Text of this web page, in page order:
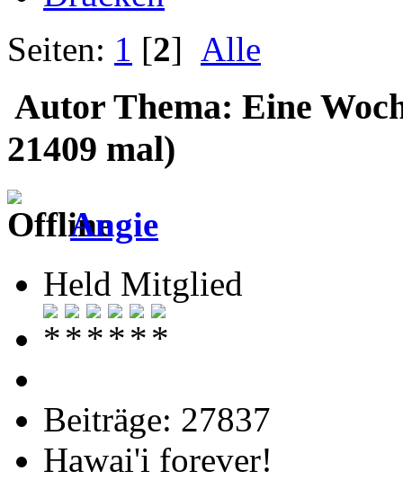
Seiten: 1 [2] Alle
Autor Thema: Eine
21409 mal)
Angie
Held Mitglied
Beiträge: 27837
Hawai'i forever!